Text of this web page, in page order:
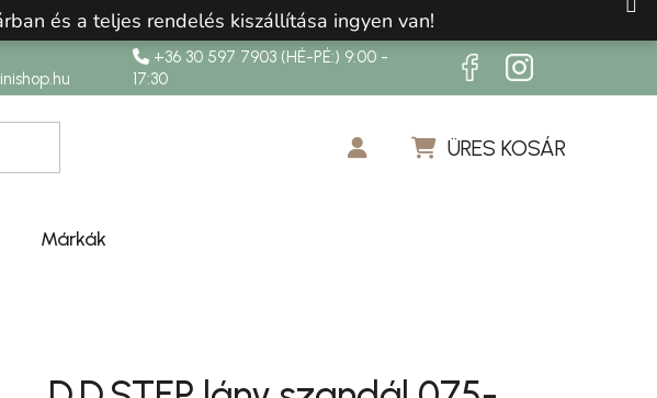
és a teljes rendelés kiszállítása ingyen van!
+36 30 597 7903 (HÉ-PÉ:) 9:00 -
17:30
ÜRES KOSÁR
Márkák